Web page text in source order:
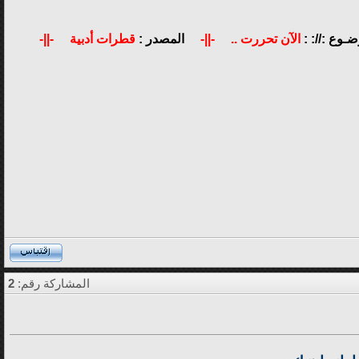
://: : الآن تحررت .. -||- المصدر :قطرات أدبية -||-
المشاركة رقم: 2